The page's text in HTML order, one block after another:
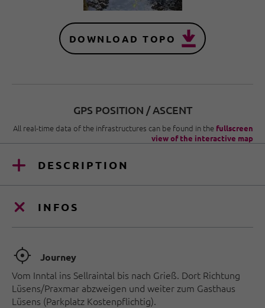
DOWNLOAD TOPO
GPS POSITION / ASCENT
All real-time data of the infrastructures can be found in the fullscreen
view of the interactive map
DESCRIPTION
INFOS
🞞 Journey
Vom Inntal ins Sellraintal bis nach Grieß. Dort Richtung
Lüsens/Praxmar abzweigen und weiter zum Gasthaus
Lüsens (Parkplatz Kostenpflichtig).